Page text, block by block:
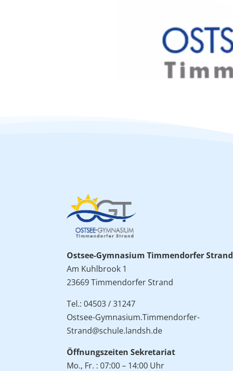
Ostsee-Gymnasium Timmendorfer Strand
Am Kuhlbrook 1
23669 Timmendorfer Strand
Tel.: 04503 / 31247
Ostsee-Gymnasium.Timmendorfer-
Strand@schule.landsh.de
Öffnungszeiten Sekretariat
Mo., Fr. : 07:00 – 14:00 Uhr